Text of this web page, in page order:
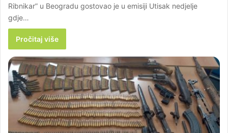
Ribnikar” u Beogradu gostovao je u emisiji Utisak nedjelje
gdje…
Pročitaj više